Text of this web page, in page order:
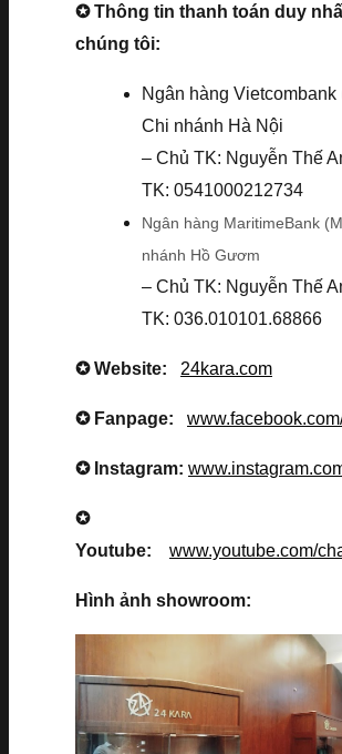
✪ Thông tin thanh toán duy
chúng tôi:
Ngân hàng Vietcombank
Chi nhánh Hà Nội
– Chủ TK: Nguyễn Thế
TK: 0541000212734
Ngân hàng MaritimeBank
nhánh Hồ Gươm
– Chủ TK: Nguyễn Thế
TK: 036.010101.68866
✪ Website: 24kara.com
✪ Fanpage:
✪ Instagram:
✪
Youtube: www.youtube.com/
Hình ảnh showroom: